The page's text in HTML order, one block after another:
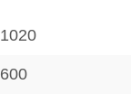
1020
600